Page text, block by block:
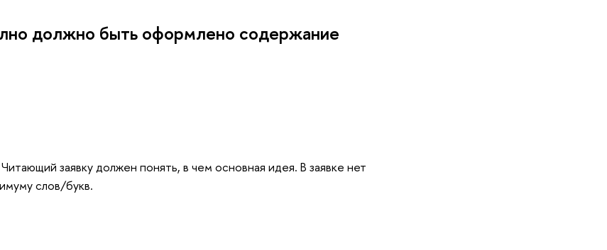
должно быть оформлено содержание
заявку должен понять, в чем основная идея. В заявке нет
слов/букв.